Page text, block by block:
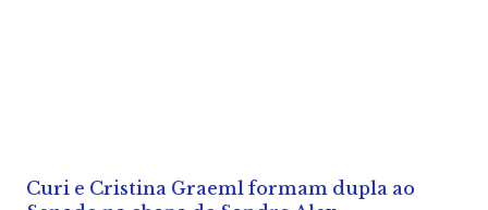
Curi e Cristina Graeml formam dupla ao